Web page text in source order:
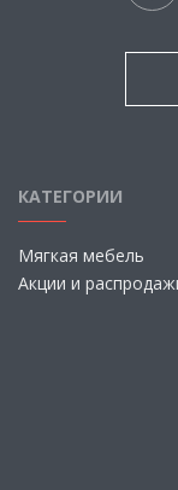
КАТЕГОРИИ
Мягкая мебель
Акции и